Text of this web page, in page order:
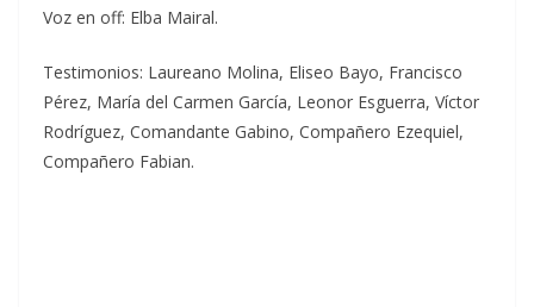
Voz en off: Elba Mairal.
Testimonios: Laureano Molina, Eliseo Bayo, Francisco
Pérez, María del Carmen García, Leonor Esguerra, Víctor
Rodríguez, Comandante Gabino, Compañero Ezequiel,
Compañero Fabian.